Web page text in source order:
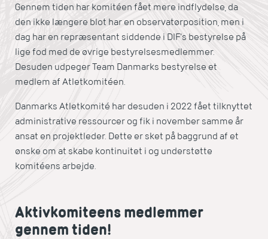
Gennem tiden har komitéen fået mere indflydelse, da
den ikke længere blot har en observatørposition, men i
dag har en repræsentant siddende i DIF's bestyrelse på
lige fod med de øvrige bestyrelsesmedlemmer.
Desuden udpeger Team Danmarks bestyrelse et
medlem af Atletkomitéen.
Danmarks Atletkomité har desuden i 2022 fået tilknyttet
administrative ressourcer og fik i november samme år
ansat en projektleder. Dette er sket på baggrund af et
ønske om at skabe kontinuitet i og understøtte
komitéens arbejde.
Aktivkomiteens medlemmer
gennem tiden!